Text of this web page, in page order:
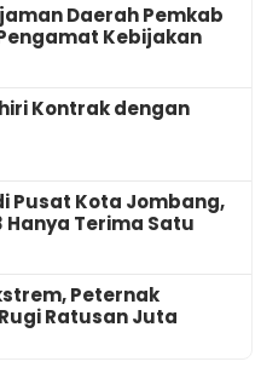
Daerah Pemkab
Kebijakan
Kontrak dengan
Pusat Kota Jombang,
Hanya Terima Satu
Peternak
Ratusan Juta